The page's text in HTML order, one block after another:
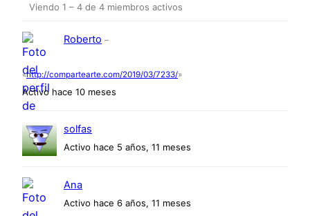
Amigos
Viendo 1 – 4 de 4 miembros activos
Roberto –
«http://compartearte.com/2019/03/7233/»
Activo hace 10 meses
solfas
Activo hace 5 años, 11 meses
Ana
Activo hace 6 años, 11 meses